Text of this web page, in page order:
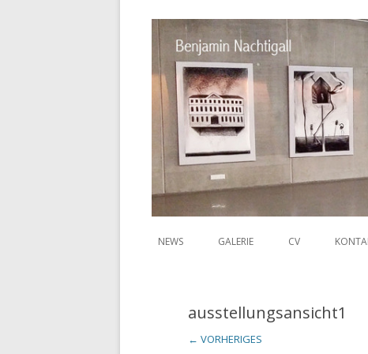
Benjamin
NEWS GALERIE CV
ausstellungsansicht1
← VORHERIGES